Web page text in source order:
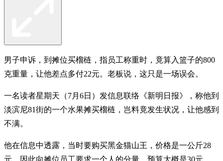
男子申诉，到摊位买榴梿，指员工称重时，竟算入篮子的800
克重量，让他差点多付22元。老板说，这只是一场误会。
一名读者星期天（7月6日）发信息联络《新明日报》，称他到
淡滨尼81街的一个水果摊买榴梿，岂料竟发生状况，让他感到
不满。
他在信息中透露，当时要购买黑金猫山王，价格是一公斤28
元，因此向摊位员工要求一个人的分量，预算大概是30元。